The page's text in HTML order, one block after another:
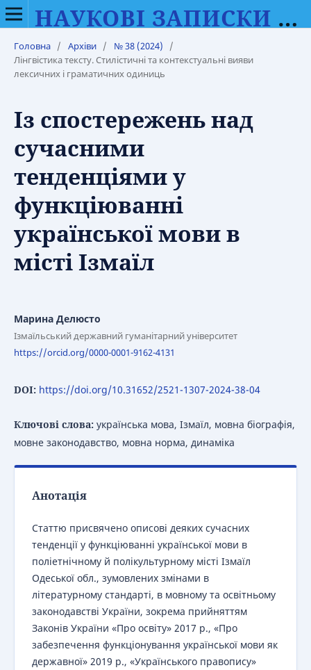
НАУКОВІ ЗАПИСКИ ВІННИЦЬКОГО ДЕРЖАВНОГО ПЕДАГОГІЧНОГО УНІВЕРСИТЕТУ ІМЕНІ МИХАЙЛА КОЦЮБИНСЬКОГО. СЕРІЯ: ФІЛОЛОГІЯ (МОВОЗНАВСТВО)
Головна / Архіви / № 38 (2024)
/
Лінгвістика тексту. Стилістичні та контекстуальні вияви
лексичних і граматичних одиниць
Із спостережень над
сучасними
тенденціями у
функціюванні
української мови в
місті Ізмаїл
Марина Делюсто
Ізмаїльський державний гуманітарний університет
https://orcid.org/0000-0001-9162-4131
DOI: https://doi.org/10.31652/2521-1307-2024-38-04
Ключові слова: українська мова, Ізмаїл, мовна біографія,
мовне законодавство, мовна норма, динаміка
Анотація
Статтю присвячено описові деяких сучасних
тенденції у функціюванні української мови в
поліетнічному й полікультурному місті Ізмаїл
Одеської обл., зумовлених змінами в
літературному стандарті, в мовному та освітньому
законодавстві України, зокрема прийняттям
Законів України «Про освіту» 2017 р., «Про
забезпечення функціонування української мови як
державної» 2019 р., «Українського правопису»